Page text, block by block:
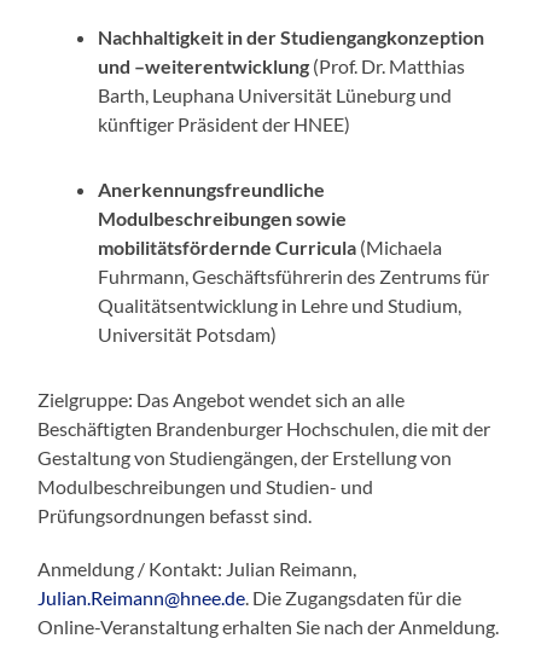
Nachhaltigkeit in der Studiengangkonzeption
und –weiterentwicklung (Prof. Dr. Matthias
Barth, Leuphana Universität Lüneburg und
künftiger Präsident der HNEE)
Anerkennungsfreundliche
Modulbeschreibungen sowie
mobilitätsfördernde Curricula (Michaela
Fuhrmann, Geschäftsführerin des Zentrums für
Qualitätsentwicklung in Lehre und Studium,
Universität Potsdam)
Zielgruppe: Das Angebot wendet sich an alle
Beschäftigten Brandenburger Hochschulen, die mit der
Gestaltung von Studiengängen, der Erstellung von
Modulbeschreibungen und Studien- und
Prüfungsordnungen befasst sind.
Anmeldung / Kontakt: Julian Reimann,
Julian.Reimann@hnee.de . Die Zugangsdaten für die
Online-Veranstaltung erhalten Sie nach der Anmeldung.